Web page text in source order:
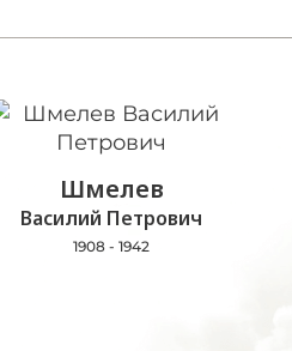
Шмелев
Василий Петрович
1908 - 1942